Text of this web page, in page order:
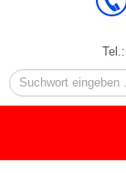
Search